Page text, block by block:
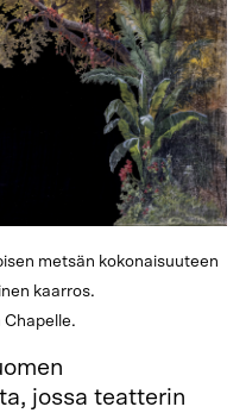
metsän kokonaisuuteen
kaarros.
Chapelle.
jossa teatterin